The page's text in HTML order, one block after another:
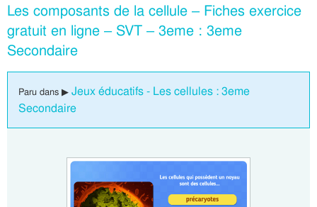
Les composants de la cellule – Fiches exercice
gratuit en ligne – SVT – 3eme : 3eme
Secondaire
Paru dans ▶ Jeux éducatifs - Les cellules : 3eme
Secondaire